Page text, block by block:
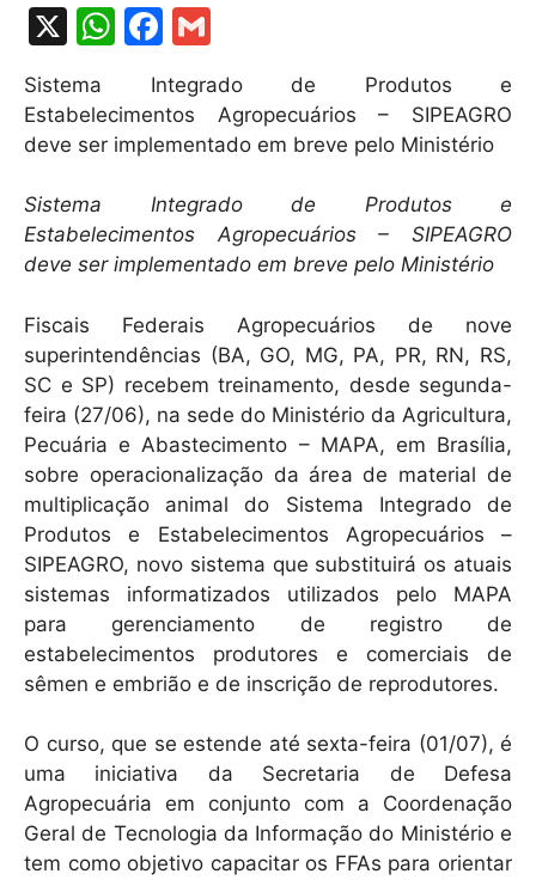
X
W
at
s
p
p
F
c
e
o
o
m
ai
l
Sistema Integrado de Produtos e
Estabelecimentos Agropecuários – SIPEAGRO
deve ser implementado em breve pelo Ministério
Sistema Integrado de Produtos e
Estabelecimentos Agropecuários – SIPEAGRO
deve ser implementado em breve pelo Ministério
Fiscais Federais Agropecuários de nove
superintendências (BA, GO, MG, PA, PR, RN, RS,
SC e SP) recebem treinamento, desde segunda-
feira (27/06), na sede do Ministério da Agricultura,
Pecuária e Abastecimento – MAPA, em Brasília,
sobre operacionalização da área de material de
multiplicação animal do Sistema Integrado de
Produtos e Estabelecimentos Agropecuários –
SIPEAGRO, novo sistema que substituirá os atuais
sistemas informatizados utilizados pelo MAPA
para gerenciamento de registro de
estabelecimentos produtores e comerciais de
sêmen e embrião e de inscrição de reprodutores.
O curso, que se estende até sexta-feira (01/07), é
uma iniciativa da Secretaria de Defesa
Agropecuária em conjunto com a Coordenação
Geral de Tecnologia da Informação do Ministério e
tem como objetivo capacitar os FFAs para orientar